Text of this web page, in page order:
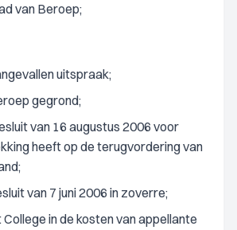
van Beroep;
uitspraak;
gegrond;
van 16 augustus 2006 voor
heeft op de terugvordering van
van 7 juni 2006 in zoverre;
in de kosten van appellante